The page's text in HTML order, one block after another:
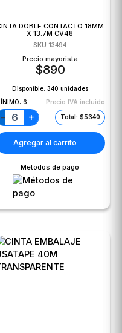
DOBLE CONTACTO 18MM
X 13.7M CV48
SKU 13494
Precio mayorista
$890
Disponible: 340 unidades
6 Precio IVA incluido
− + Total: $5340
Agregar al carrito
Métodos de pago